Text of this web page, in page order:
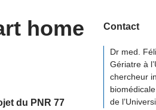
home
du PNR 77
Contact
Dr med.
Gériatre à
chercheur
biomédicale
de